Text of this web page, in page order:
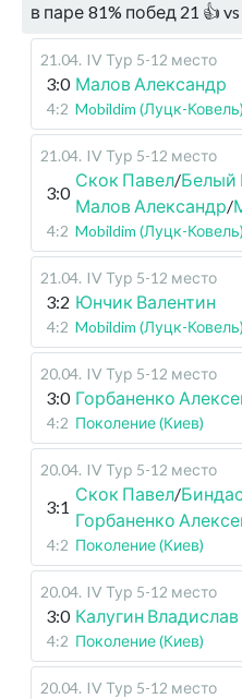
в паре 81% побед 21 👍 vs
21.04. IV Тур 5-12 место
3:0 Малов Александр
4:2 Mobildim (Луцк-Ковель)
21.04. IV Тур 5-12 место
3:0
Скок Павел/Белый
Малов Александр/
4:2 Mobildim (Луцк-Ковель)
21.04. IV Тур 5-12 место
3:2 Юнчик Валентин
4:2 Mobildim (Луцк-Ковель)
20.04. IV Тур 5-12 место
3:0 Горбаненко
4:2 Поколение (Киев)
20.04. IV Тур 5-12 место
3:1
Скок Павел/
Горбаненко
4:2 Поколение (Киев)
20.04. IV Тур 5-12 место
3:0 Калугин Владислав
4:2 Поколение (Киев)
20.04. IV Тур 5-12 место